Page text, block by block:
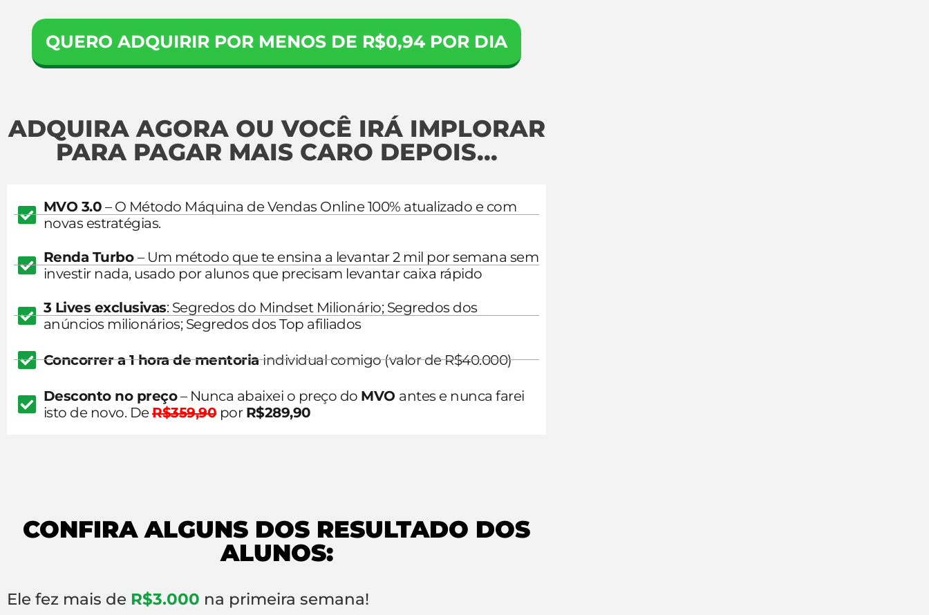
QUERO ADQUIRIR POR MENOS DE R$0,94 POR DIA
ADQUIRA AGORA OU VOCÊ IRÁ IMPLORAR
PARA PAGAR MAIS CARO DEPOIS...
MVO 3.0 – O Método Máquina de Vendas Online 100% atualizado e com
novas estratégias.
Renda Turbo – Um método que te ensina a levantar 2 mil por semana sem
investir nada, usado por alunos que precisam levantar caixa rápido
3 Lives exclusivas: Segredos do Mindset Milionário; Segredos dos
anúncios milionários; Segredos dos Top afiliados
Concorrer a 1 hora de mentoriaindividual comigo (valor de R$40.000)
Desconto no preço– Nunca abaixei o preço do MVO antes e nunca farei
isto de novo. DeR$359,90 por R$289,90
CONFIRA ALGUNS DOS RESULTADO DOS
ALUNOS:
Ele fez mais de R$3.000 na primeira semana!